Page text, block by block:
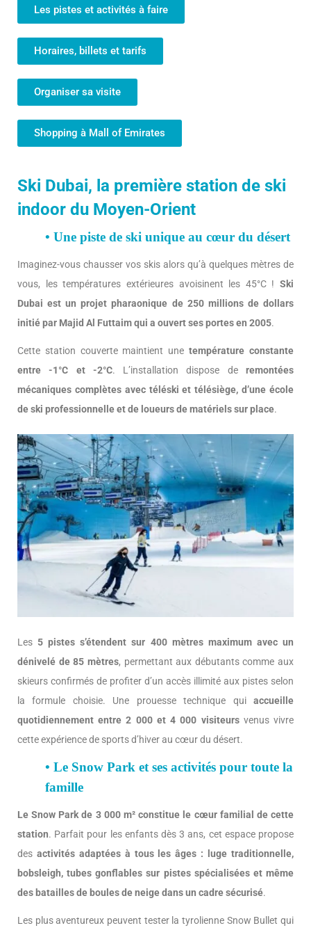
Les pistes et activités à faire
Horaires, billets et tarifs
Organiser sa visite
Shopping à Mall of Emirates
Ski Dubai, la première station de ski
indoor du Moyen-Orient
• Une piste de ski unique au cœur du désert
Imaginez-vous chausser vos skis alors qu’à quelques mètres de
vous, les températures extérieures avoisinent les 45°C ! Ski
Dubai est un projet pharaonique de 250 millions de dollars
initié par Majid Al Futtaim qui a ouvert ses portes en 2005.
Cette station couverte maintient unetempérature constante
entre -1°C et -2°C. L’installation dispose deremontées
mécaniques complètes avec téléski et télésiège, d’une école
de ski professionnelle et de loueurs de matériels sur place.
Les5 pistes s’étendent sur 400 mètres maximum avec un
dénivelé de 85 mètres, permettant aux débutants comme aux
skieurs confirmés de profiter d’un accès illimité aux pistes selon
la formule choisie. Une prouesse technique qui accueille
quotidiennement entre 2 000 et 4 000 visiteursvenus vivre
cette expérience de sports d’hiver au cœur du désert.
• Le Snow Park et ses activités pour toute la
famille
Le Snow Park de 3 000 m² constitue le cœur familial de cette
station. Parfait pour les enfants dès 3 ans, cet espace propose
des activités adaptées à tous les âges : luge traditionnelle,
bobsleigh, tubes gonflables sur pistes spécialisées et même
des batailles de boules de neige dans un cadre sécurisé.
Les plus aventureux peuvent tester la tyrolienne Snow Bullet qui